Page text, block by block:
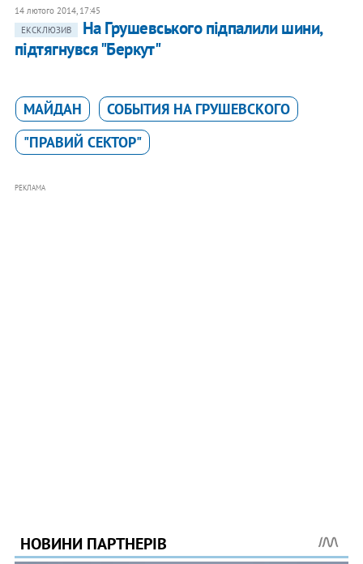
14 лютого 2014, 17:45
ЕКСКЛЮЗИВ
На Грушевського підпалили шини,
підтягнувся "Беркут"
МАЙДАН
СОБЫТИЯ НА ГРУШЕВСКОГО
"ПРАВИЙ СЕКТОР"
РЕКЛАМА